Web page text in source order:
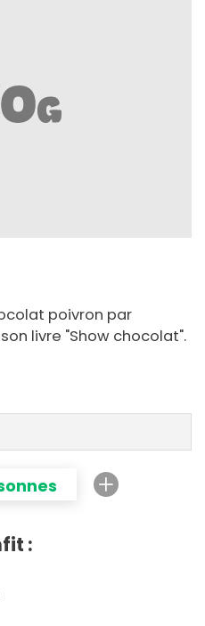
poivron par
livre "Show chocolat".
: